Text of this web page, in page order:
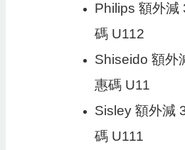
Philips 額外減
碼 U112
Shiseido 額外
惠碼 U11
Sisley 額外減
碼 U111